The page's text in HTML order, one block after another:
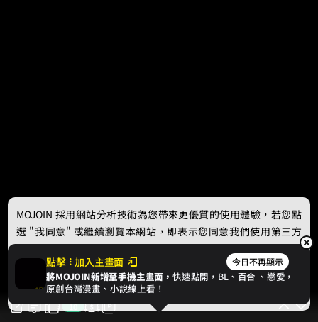
10
點擊 加入主畫面 今日不再顯示
將MOJOIN新增至手機主畫面，快速點開，BL、 百合 、戀愛，
原創台灣漫畫、小說線上看！
MOJOIN 採用網站分析技術為您帶來更優質的使用體驗，若您點
選 "我同意" 或繼續瀏覽本網站，即表示您同意我們使用第三方
Cookie，欲瞭解更多資訊請見隱私權政策。
我同意